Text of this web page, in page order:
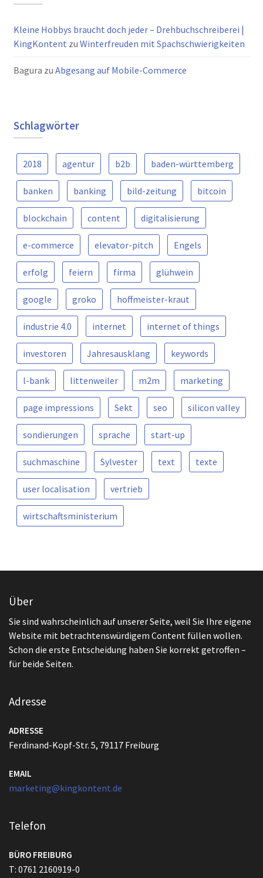
Kleine Hobbys braucht doch jeder – Drehbuchschreiberei |
KingKontent zu Winterfreuden mit Spachschwierigkeiten
Bagura zu Abgesang auf Mobile-Commerce
Schlagwörter
2018 agentur b2b baden-württemberg
banken banking bild-zeitung bitcoin
blockchain content digitalisierung
e-commerce elevator-pitch Engels
erfolg feiern firma glühwein
google groko hoffmeister-kraut
industrie 4.0 internet internet of things
investoren Jahresausklang keywords
l-bank littenweiler m2m marketing
page impressions Sekt seo silicon valley
sondierungen sprache start-up
suchmaschine Sylvester text texte
user localisation vertrieb
wirtschaftsministerium
Über
Sie sind wahrscheinlich auf unserer Seite, weil Sie Ihre eigene
Website mit betrachtenswürdigem Content füllen wollen.
Schon die erste Entscheidung haben Sie korrekt getroffen –
für beide Seiten.
Adresse
ADRESSE
Ferdinand-Kopf-Str. 5, 79117 Freiburg
EMAIL
marketing@kingkontent.de
Telefon
BÜRO FREIBURG
T: 0761 2160919-0